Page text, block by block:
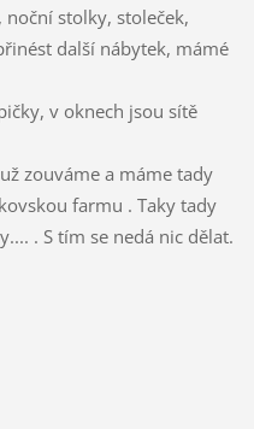
stolky, stoleček,
další nábytek, mámé
v oknech jsou sítě
zouváme a máme tady
farmu . Taky tady
. S tím se nedá nic dělat.